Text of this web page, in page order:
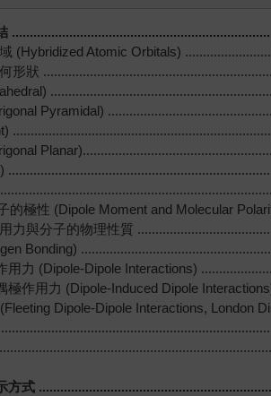
(Hybridized Atomic Orbitals)
形狀
Pyramidal)
的極性 (Dipole Moment and Molecular
力與分子的物理性質
Bonding)
用力 (Dipole-Dipole Interactions)
極作用力 (Dipole-Induced Dipole
Dipole-Dipole Interactions, London
方式